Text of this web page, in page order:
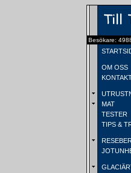
Besökare:
OM OSS
MAT
TESTER
TIPS &